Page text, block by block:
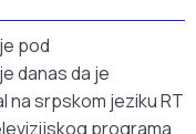
pod
danas da je
na srpskom jeziku RT
programa